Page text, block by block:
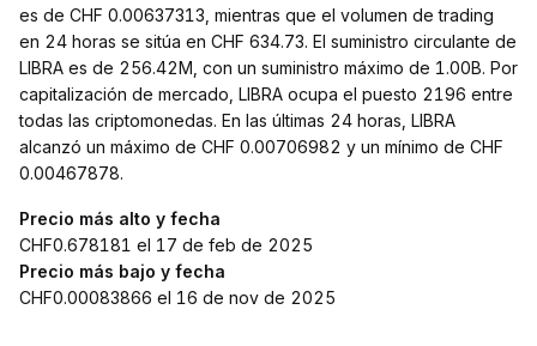
es de CHF 0.00637313, mientras que el volumen de trading
en 24 horas se sitúa en CHF 634.73. El suministro circulante de
LIBRA es de 256.42M, con un suministro máximo de 1.00B. Por
capitalización de mercado, LIBRA ocupa el puesto 2196 entre
todas las criptomonedas. En las últimas 24 horas, LIBRA
alcanzó un máximo de CHF 0.00706982 y un mínimo de CHF
0.00467878.
Precio más alto y fecha
CHF0.678181 el 17 de feb de 2025
Precio más bajo y fecha
CHF0.00083866 el 16 de nov de 2025